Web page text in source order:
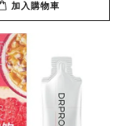
加入購物車